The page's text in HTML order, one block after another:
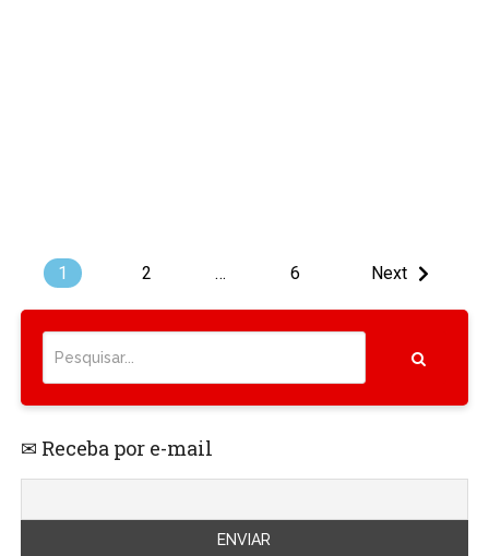
1 2 … 6 Next
✉ Receba por e-mail